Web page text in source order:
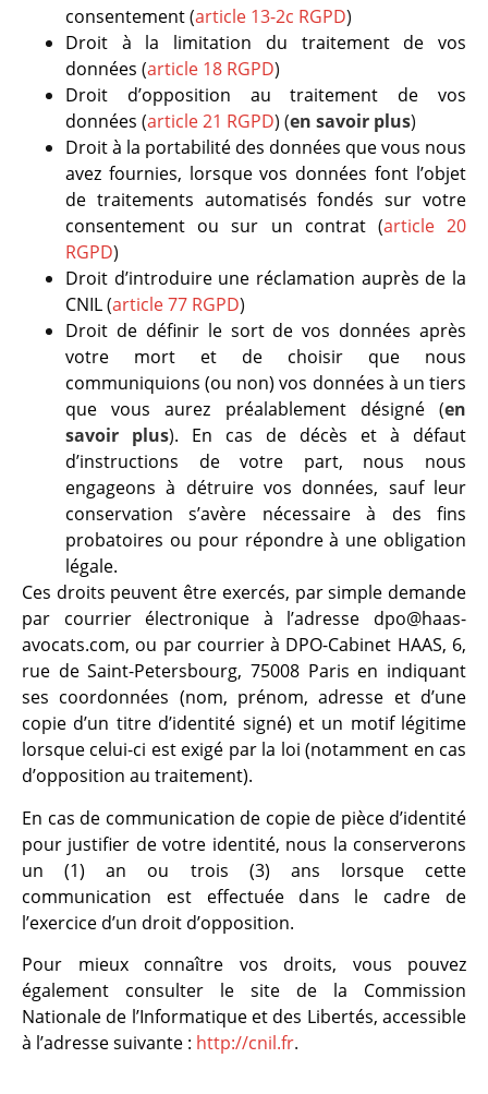
consentement(article 13-2c RGPD)
Droit à la limitation du traitement de vos
données (article 18 RGPD)
Droit d’opposition au traitement de vos
données (article 21 RGPD) (en savoir plus)
Droit à la portabilité des données que vous nous
avez fournies, lorsque vos données font l’objet
de traitements automatisés fondés sur votre
consentement ou sur un contrat(article 20
RGPD)
Droit d’introduire une réclamation auprès de la
CNIL(article 77 RGPD)
Droit de définir le sort de vos données après
votre mort et de choisir que nous
communiquions (ou non) vos données à un tiers
que vous aurez préalablement désigné(en
savoir plus). En cas de décès et à défaut
d’instructions de votre part, nous nous
engageons à détruire vos données, sauf leur
conservation s’avère nécessaire à des fins
probatoires ou pour répondre à une obligation
légale.
Ces droits peuvent être exercés, par simple demande
par courrier électronique à l’adresse dpo@haas-
avocats.com, ou par courrier à DPO-Cabinet HAAS, 6,
rue de Saint-Petersbourg, 75008 Paris en indiquant
ses coordonnées (nom, prénom, adresse et d’une
copie d’un titre d’identité signé) et un motif légitime
lorsque celui-ci est exigé par la loi (notamment en cas
d’opposition au traitement).
En cas de communication de copie de pièce d’identité
pour justifier de votre identité, nous la conserverons
un (1) an ou trois (3) ans lorsque cette
communication est effectuée dans le cadre de
l’exercice d’un droit d’opposition.
Pour mieux connaître vos droits, vous pouvez
également consulter le site de la Commission
Nationale de l’Informatique et des Libertés, accessible
à l’adresse suivante : http://cnil.fr.